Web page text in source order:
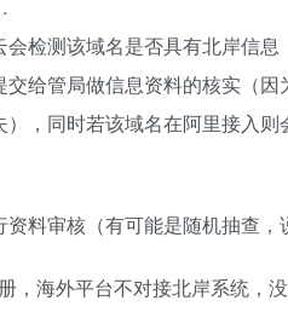
检测该域名是否具有北岸信息
给管局做信息资料的核实（
，同时若该域名在阿里接入
料审核（有可能是随机抽查，
海外平台不对接北岸系统，没